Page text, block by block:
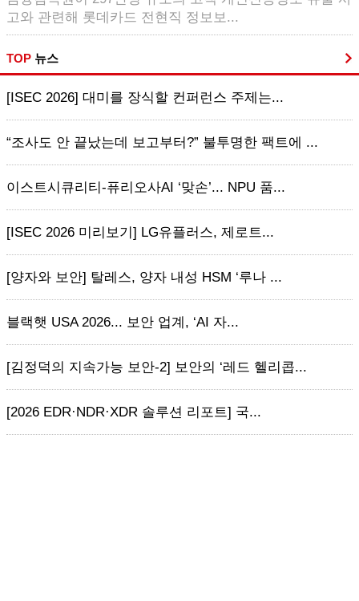
고와 관련해 롯데카드 전현직 정보보...
TOP 뉴스
[ISEC 2026] 대미를 장식할 컨퍼런스 주제는...
“조사도 안 끝났는데 보고부터?” 불투명한 팩트에 ...
이스트시큐리티-퓨리오사AI ‘맞손’... NPU 품...
[ISEC 2026 미리보기] LG유플러스, 제로트...
[양자와 보안] 탈레스, 양자 내성 HSM ‘루나 ...
블랙햇 USA 2026... 보안 업계, ‘AI 자...
[김정덕의 지속가능 보안-2] 보안의 ‘레드 헬리콥...
[2026 EDR·NDR·XDR 솔루션 리포트] 국...